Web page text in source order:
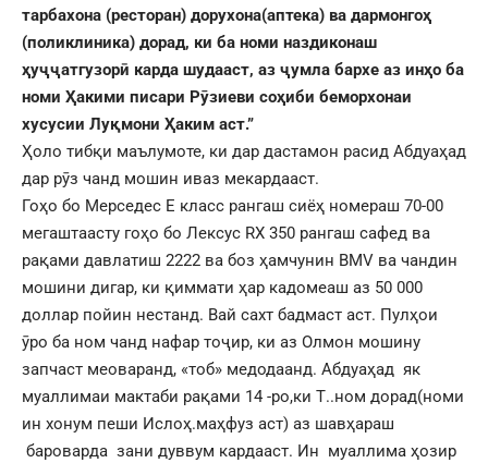
тарбахона (ресторан) дорухона(аптека) ва дармонгоҳ
(поликлиника) дорад, ки ба номи наздиконаш
ҳуҷҷатгузорӣ карда шудааст, аз ҷумла бархе аз инҳо ба
номи Ҳакими писари Рӯзиеви соҳиби беморхонаи
хусусии Луқмони Ҳаким аст.”
Ҳоло тибқи маълумоте, ки дар дастамон расид Абдуаҳад
дар рӯз чанд мошин иваз мекардааст.
Гоҳо бо Мерседес E класс рангаш сиёҳ номераш 70-00
мегаштаасту гоҳо бо Лексус RX 350 рангаш сафед ва
рақами давлатиш 2222 ва боз ҳамчунин BMV ва чандин
мошини дигар, ки қиммати ҳар кадомеаш аз 50 000
доллар пойин нестанд. Вай сахт бадмаст аст. Пулҳои
ӯро ба ном чанд нафар тоҷир, ки аз Олмон мошину
запчаст меоваранд, «тоб» медодаанд. Абдуаҳад як
муаллимаи мактаби рақами 14 -ро,ки Т..ном дорад(номи
ин хонум пеши Ислоҳ.маҳфуз аст) аз шавҳараш
бароварда зани дуввум кардааст. Ин муаллима ҳозир